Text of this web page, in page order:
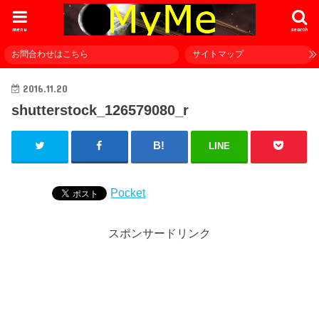
search
menu
お問合わせはこちら サイトマップ
2016.11.20
shutterstock_126579080_r
LINE
Pocket
スポンサードリンク